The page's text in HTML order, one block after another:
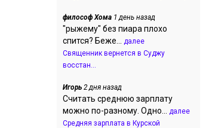
философ Хома 1 день назад
"рыжему" без пиара плохо
спится? Беже... далее
Священник вернется в Суджу
восстан...
Игорь 2 дня назад
Считать среднюю зарплату
можно по-разному. Одно... далее
Средняя зарплата в Курской